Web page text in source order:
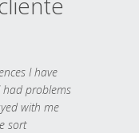
I have
had problems
with me
sort